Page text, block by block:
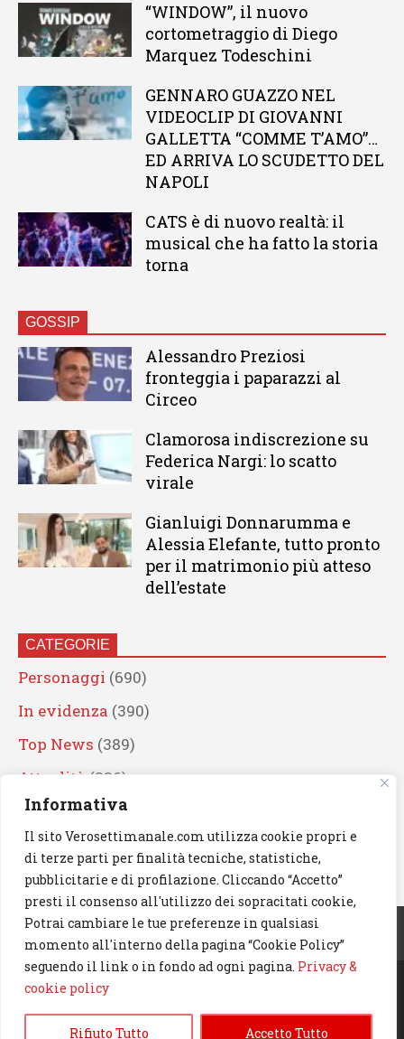
Informativa
Il sito Verosettimanale.com utilizza cookie propri e
di terze parti per finalità tecniche, statistiche,
pubblicitarie e di profilazione. Cliccando “Accetto”
presti il consenso all'utilizzo dei sopracitati cookie,
Potrai cambiare le tue preferenze in qualsiasi
momento all'interno della pagina “Cookie Policy”
seguendo il link o in fondo ad ogni pagina. Privacy &
cookie policy
Rifiuto Tutto Accetto Tutto
“WINDOW”, il nuovo
cortometraggio di Diego
Marquez Todeschini
GENNARO GUAZZO NEL
VIDEOCLIP DI GIOVANNI
GALLETTA “COMME T’AMO”…
ED ARRIVA LO SCUDETTO DEL
NAPOLI
CATS è di nuovo realtà: il
musical che ha fatto la storia
torna
GOSSIP
Alessandro Preziosi
fronteggia i paparazzi al
Circeo
Clamorosa indiscrezione su
Federica Nargi: lo scatto
virale
Gianluigi Donnarumma e
Alessia Elefante, tutto pronto
per il matrimonio più atteso
dell’estate
CATEGORIE
Personaggi (690)
In evidenza (390)
Top News (389)
Attualità (336)
Eventi(330)
Artisti (241)
News(239)
Cerca
© 2023 Verosettimanale.com. All rights reserved.